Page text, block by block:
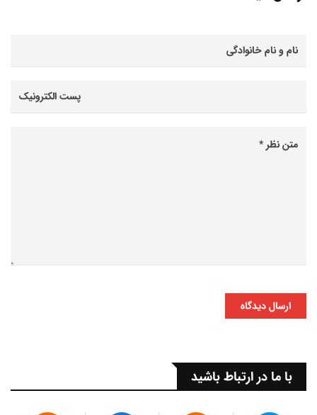
ارسال دیدگاه
با ما در ارتباط باشید